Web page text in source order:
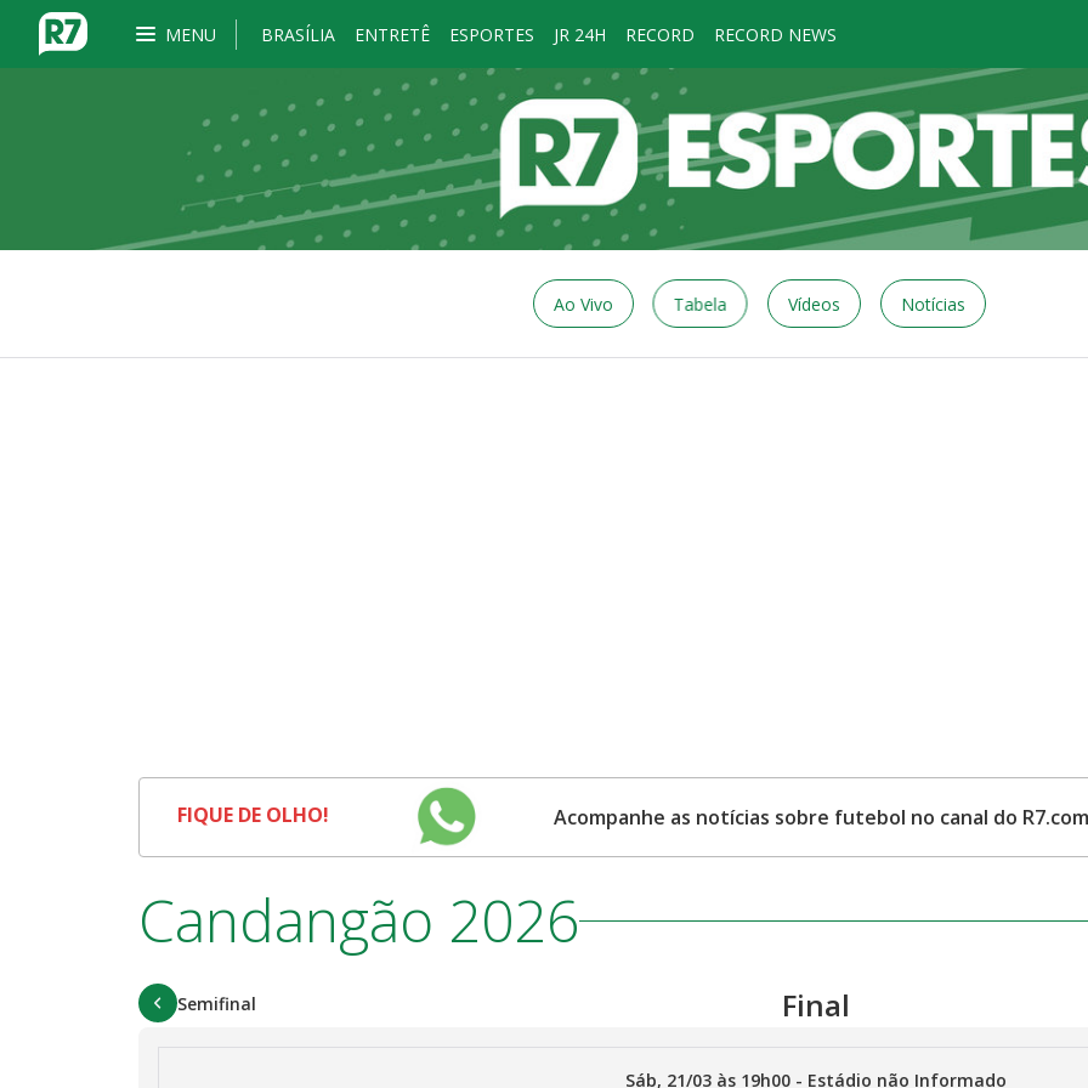
MENU BRASÍLIA ENTRETÊ ESPORTES JR 24H RECORD RECORD NEWS
Ao Vivo Tabela Vídeos Notícias
FIQUE DE OLHO! Acompanhe as notícias sobre futebol no canal do R7.com
Candangão 2026
Final
Semifinal
Sáb, 21/03 às 19h00 - Estádio não Informado